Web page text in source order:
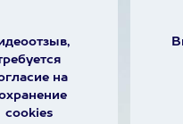
на
cookies